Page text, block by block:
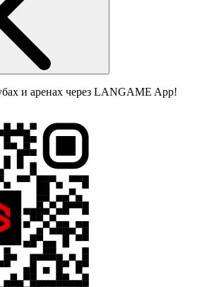
и аренах через LANGAME App!